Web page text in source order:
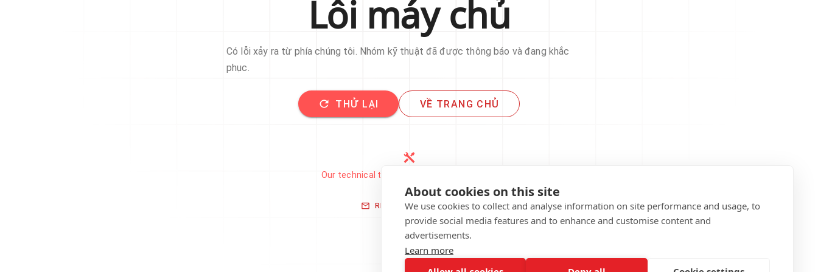
About cookies on this site
We use cookies to collect and analyse information on site performance and usage, to
provide social media features and to enhance and customise content and
advertisements.
Learn more
Lỗi máy chủ
Có lỗi xảy ra từ phía chúng tôi. Nhóm kỹ thuật đã được thông báo và đang khắc
phục.
THỬ LẠI VỀ TRANG CHỦ
Our technical team has been automatically
notified.
REPORT THIS ISSUE